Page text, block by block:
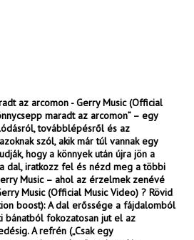
az arcomon - Gerry Music (Official
maradt az arcomon” – egy
továbblépésről és az
szól, akik már túl vannak egy
hogy a könnyek után újra jön a
dal, iratkozz fel és nézd meg a többi
Music – ahol az érzelmek zenévé
Music (Official Music Video) ? Rövid
boost): A dal erőssége a fájdalomból
bánatból fokozatosan jut el az
A refrén („Csak egy